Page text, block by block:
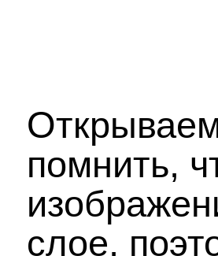
помнить,
слое,